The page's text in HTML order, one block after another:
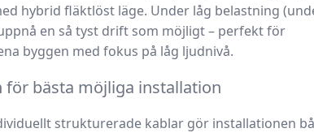
hybrid fläktlöst läge. Under låg belastning
en så tyst drift som möjligt – perfekt för
byggen med fokus på låg ljudnivå.
bästa möjliga installation
strukturerade kablar gör installationen